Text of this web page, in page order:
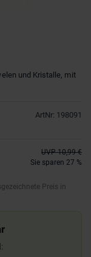
und Kristalle, mit
ArtNr: 198091
UVP 10,99 €
Sie sparen 27 %
Preis in